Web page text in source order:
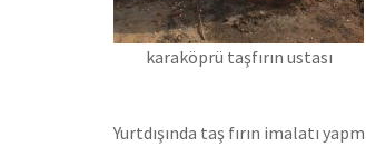
karaköprü taşfırın ustası
Yurtdışında taş fırın imalatı